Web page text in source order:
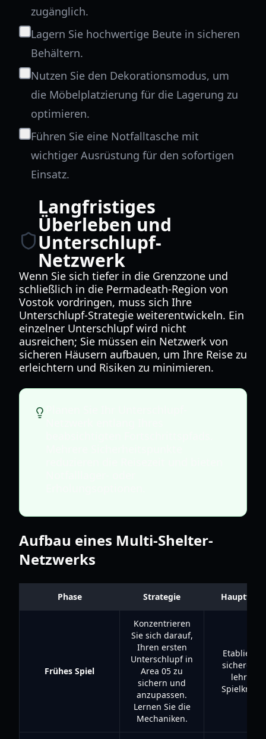
zugänglich.
Lagern Sie hochwertige Beute in sicheren
Behältern.
Nutzen Sie den Dekorationsmodus, um
die Möbelplatzierung für die Lagerung zu
optimieren.
Führen Sie eine Notfalltasche mit
wichtiger Ausrüstung für den sofortigen
Einsatz.
Langfristiges
Überleben und
Unterschlupf-
Netzwerk
Wenn Sie sich tiefer in die Grenzzone und
schließlich in die Permadeath-Region von
Vostok vordringen, muss sich Ihre
Unterschlupf-Strategie weiterentwickeln. Ein
einzelner Unterschlupf wird nicht
ausreichen; Sie müssen ein Netzwerk von
sicheren Häusern aufbauen, um Ihre Reise zu
erleichtern und Risiken zu minimieren.
Aufbau eines Multi-Shelter-
Netzwerks
Phase Strategie
Frühes Spiel
Konzentrieren
Sie sich darauf,
Ihren ersten
Unterschlupf in
Area 05 zu
sichern und
anzupassen.
Lernen Sie die
Mechaniken.
Etabliert
sichere
lehrt